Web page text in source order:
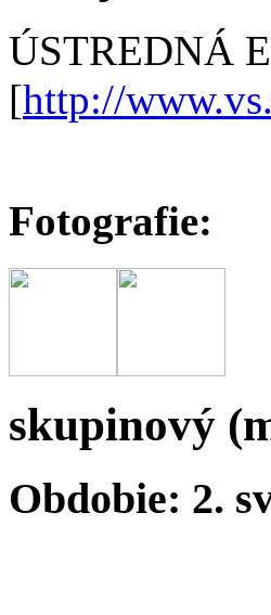
ÚSTREDNÁ
[http://
Fotografie:
skupinový
Obdobie: 2.